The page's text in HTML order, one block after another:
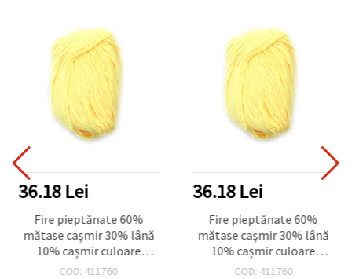
36.18 Lei
Fire pieptănate 60%
mătase cașmir 30% lână
10% cașmir culoare
galben pal -50 grame
COD: 411760
36.18 Lei
Fire pieptănate 60%
mătase cașmir 30% lână
10% cașmir culoare
galben pal -50 grame
COD: 411760